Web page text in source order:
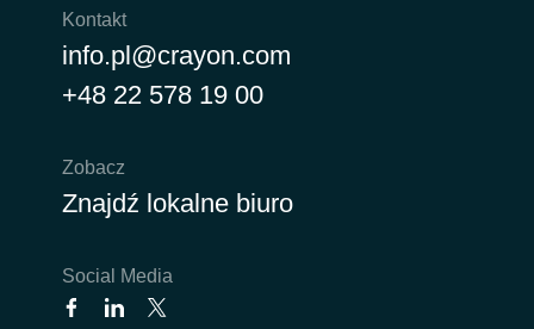
Sweden
Ukraine
Kontakt
info.pl@crayon.com
+48 22 578 19 00
Zobacz
Znajdź lokalne biuro
Social Media